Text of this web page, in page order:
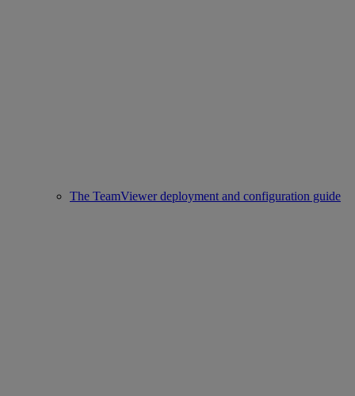
The TeamViewer deployment and configuration guide